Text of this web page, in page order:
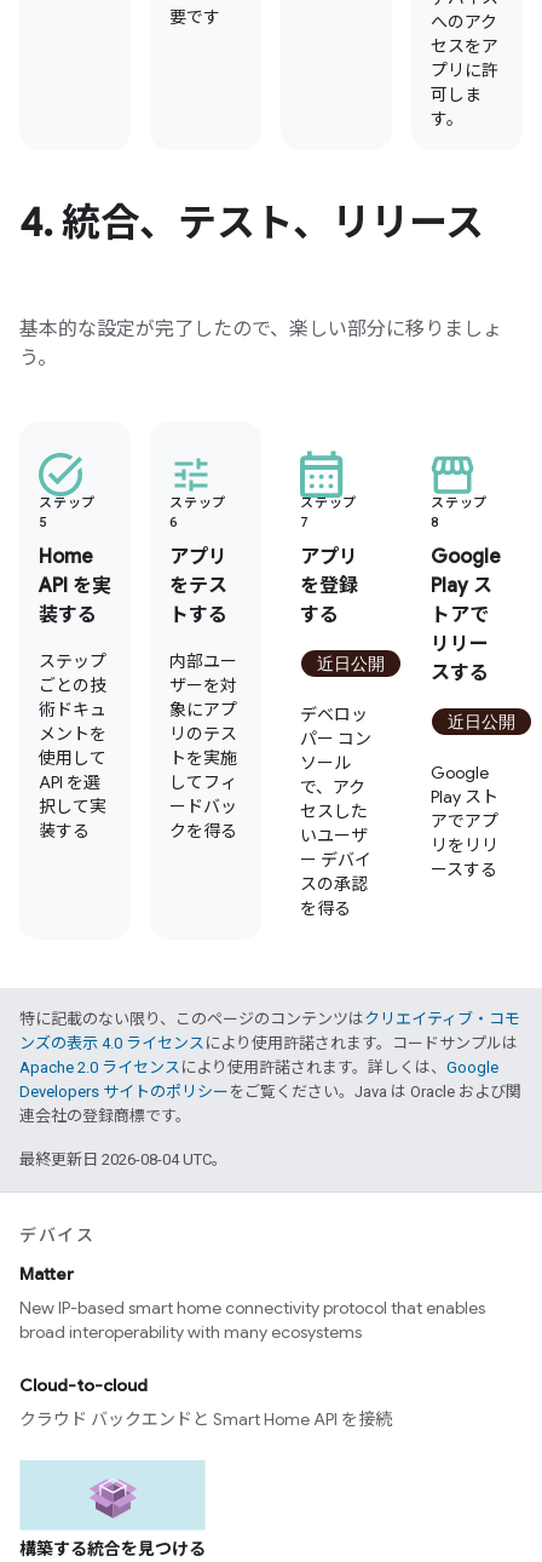
要です
へのアク
セスをア
プリに許
可しま
す。
4.統合、テスト、リリース
基本的な設定が完了したので、楽しい部分に移りましょ
う。
ステップ
5
Home
API を実
装する
ステップ
ごとの技
術ドキュ
メントを
使用して
API を選
択して実
装する
ステップ
6
アプリ
をテス
トする
内部ユー
ザーを対
象にアプ
リのテス
トを実施
してフィ
ードバッ
クを得る
ステップ
7
アプリ
を登録
する
近日公開
デベロッ
パー コン
ソール
で、アク
セスした
いユーザ
ー デバイ
スの承認
を得る
ステップ
8
Google
Play ス
トアで
リリー
スする
近日公開
Google
Play スト
アでアプ
リをリリ
ースする
特に記載のない限り、このページのコンテンツはクリエイティブ・コモ
ンズの表示 4.0 ライセンス により使用許諾されます。コードサンプルは
Apache 2.0 ライセンス により使用許諾されます。詳しくは、 Google
Developers サイトのポリシー をご覧ください。Java は Oracle および関
連会社の登録商標です。
最終更新日 2026-08-04 UTC。
デバイス
Matter
New IP-based smart home connectivity protocol that enables
broad interoperability with many ecosystems
Cloud-to-cloud
クラウド バックエンドと Smart Home API を接続
構築する統合を見つける